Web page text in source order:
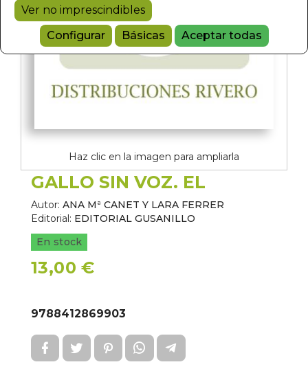
Ver no imprescindibles
Configurar
Básicas Aceptar todas
Haz clic en la imagen para ampliarla
GALLO SIN VOZ. EL
Autor: ANA Mª CANET Y LARA FERRER
Editorial: EDITORIAL GUSANILLO
En stock
13,00 €
9788412869903